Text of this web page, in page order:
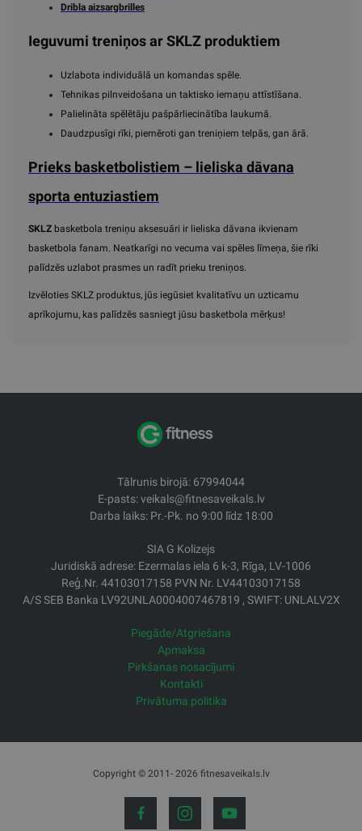
Dribla aizsargbrilles
Ieguvumi treniņos ar SKLZ produktiem
Uzlabota individuālā un komandas spēle.
Tehnikas pilnveidošana un taktisko iemaņu attīstīšana.
Palielināta spēlētāju pašpārliecinātība laukumā.
Daudzpusīgi rīki, piemēroti gan treniņiem telpās, gan ārā.
Prieks basketbolistiem – lieliska dāvana
sporta entuziastiem
SKLZ basketbola treniņu aksesuāri ir lieliska dāvana ikvienam
basketbola fanam. Neatkarīgi no vecuma vai spēles līmeņa, šie rīki
palīdzēs uzlabot prasmes un radīt prieku treniņos.
Izvēloties SKLZ produktus, jūs iegūsiet kvalitatīvu un uzticamu
aprīkojumu, kas palīdzēs sasniegt jūsu basketbola mērķus!
Tālrunis birojā: 67994044
E-pasts: veikals@fitnesaveikals.lv
Darba laiks: Pr.-Pk. no 9:00 līdz 18:00
SIA G Kolizejs
Juridiskā adrese: Ezermalas iela 6 k-3, Rīga, LV-1006
Reģ.Nr. 44103017158 PVN Nr. LV44103017158
A/S SEB Banka LV92UNLA0004007467819 , SWIFT: UNLALV2X
Piegāde/Atgriešana
Apmaksa
Pirkšanas nosacījumi
Kontakti
Privātuma politika
Copyright © 2011- 2026 fitnesaveikals.lv